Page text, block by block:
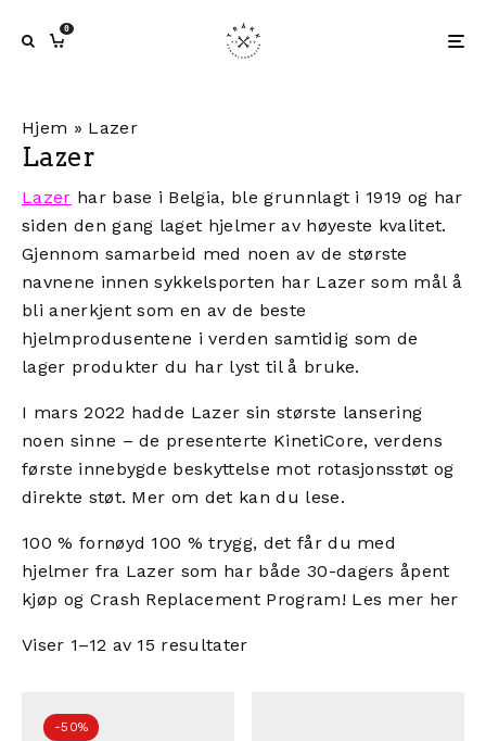
0
Hjem » Lazer
Lazer
Lazer har base i Belgia, ble grunnlagt i 1919 og har
siden den gang laget hjelmer av høyeste kvalitet.
Gjennom samarbeid med noen av de største
navnene innen sykkelsporten har Lazer som mål å
bli anerkjent som en av de beste
hjelmprodusentene i verden samtidig som de
lager produkter du har lyst til å bruke.
I mars 2022 hadde Lazer sin største lansering
noen sinne – de presenterte KinetiCore, verdens
første innebygde beskyttelse mot rotasjonsstøt og
direkte støt. Mer om det kan du lese.
100 % fornøyd 100 % trygg, det får du med
hjelmer fra Lazer som har både 30-dagers åpent
kjøp og Crash Replacement Program! Les mer her
Viser 1–12 av 15 resultater
-50%